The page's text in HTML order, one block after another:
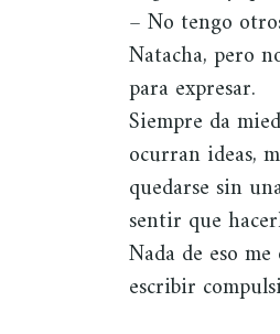
– No tengo
Natacha, pero
para expresar.
Siempre da
ocurran ideas,
quedarse sin
sentir que
Nada de eso
escribir